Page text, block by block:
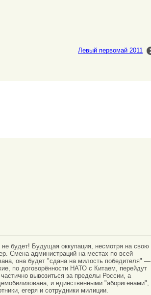
Левый первомай 2011
будет! Будущая оккупация, несмотря на свою
Смена администраций на местах по всей
она будет "сдана на милость победителя" —
по договорённости НАТО с Китаем, перейдут
вывозиться за пределы России, а
и единственными "аборигенами",
егеря и сотрудники милиции.